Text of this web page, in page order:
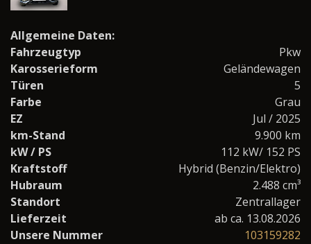
Allgemeine Daten:
Fahrzeugtyp
Pkw
Karosserieform
Geländewagen
Türen
5
Farbe
Grau
EZ
Jul / 2025
km-Stand
9.900 km
kW / PS
112 kW/ 152 PS
Kraftstoff
Hybrid (Benzin/Elektro)
Hubraum
2.488 cm³
Standort
Zentrallager
Lieferzeit
ab ca. 13.08.2026
Unsere Nummer
103159282